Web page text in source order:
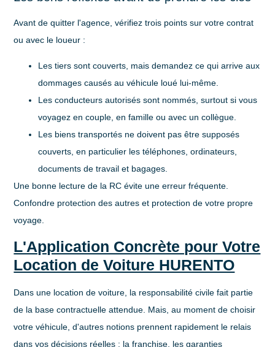
Avant de quitter l'agence, vérifiez trois points sur votre contrat
ou avec le loueur :
Les tiers sont couverts , mais demandez ce qui arrive aux
dommages causés au véhicule loué lui-même.
Les conducteurs autorisés sont nommés , surtout si vous
voyagez en couple, en famille ou avec un collègue.
Les biens transportés ne doivent pas être supposés
couverts , en particulier les téléphones, ordinateurs,
documents de travail et bagages.
Une bonne lecture de la RC évite une erreur fréquente.
Confondre protection des autres et protection de votre propre
voyage.
L'Application Concrète pour Votre
Location de Voiture HURENTO
Dans une location de voiture, la responsabilité civile fait partie
de la base contractuelle attendue. Mais, au moment de choisir
votre véhicule, d'autres notions prennent rapidement le relais
dans vos décisions réelles : lafranchise, les garanties